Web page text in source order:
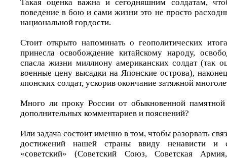
Такая оценка важна и сегодняшним солдатам,
поведение в бою и сами жизни это не просто
национальной гордости.
Стоит открыто напоминать о геополитических
принесла освобождение китайскому народу,
спасла жизни миллиону американских солдат (так
военные цену высадки на Японские острова),
японских солдат, ускорив окончание затяжной
Много ли проку России от обыкновенной памятной
дополнительных комментариев и пояснений?
Или задача состоит именно в том, чтобы разорвать
достижений нашей страны ввиду ненависти и
«советский» (Советский Союз, Советская